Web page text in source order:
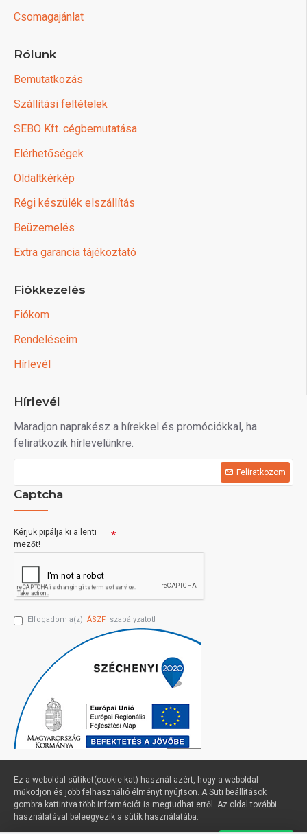
Csomagajánlat
Rólunk
Bemutatkozás
Szállítási feltételek
SEBO Kft. cégbemutatása
Elérhetőségek
Oldaltkérkép
Régi készülék elszállítás
Beüzemelés
Extra garancia tájékoztató
Fiókkezelés
Fiókom
Rendeléseim
Hírlevél
Hírlevél
Maradjon naprakész a hírekkel és promóciókkal, ha
feliratkozik hírlevelünkre.
Felíratkozom
Captcha
Kérjük pipálja ki a lenti
mezőt!
Elfogadom a(z) ÁSZF szabályzatot!
Profimuszaki.hu - exPanda ERP
Ez a weboldal sütiket(cookie-kat) használ azért, hogy a weboldal
működjön és jobb felhasználió élményt nyújtson. A Süti beállítások
gombra kattintva több információt is megtudhat erről. Az oldal további
használatával beleegyezik a sütik használatába.